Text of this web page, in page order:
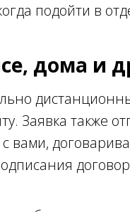
подойти в
дома и
Заявка также
вами,